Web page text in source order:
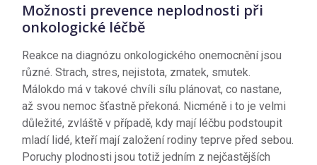
Možnosti prevence neplodnosti při
onkologické léčbě
Reakce na diagnózu onkologického onemocnění jsou
různé. Strach, stres, nejistota, zmatek, smutek.
Málokdo má v takové chvíli sílu plánovat, co nastane,
až svou nemoc šťastně překoná. Nicméně i to je velmi
důležité, zvláště v případě, kdy mají léčbu podstoupit
mladí lidé, kteří mají založení rodiny teprve před sebou.
Poruchy plodnosti jsou totiž jedním z nejčastějších